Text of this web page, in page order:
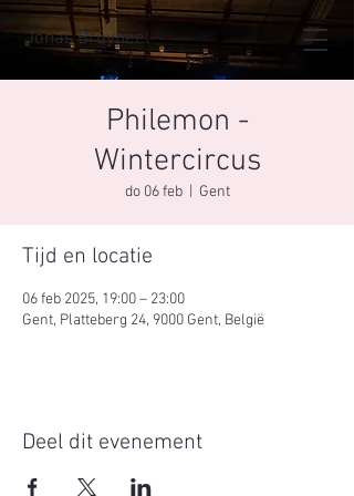
Jonas Bruyneel
Philemon -
Wintercircus
do 06 feb
  |
Gent
Tijd en locatie
06 feb 2025, 19:00 – 23:00
Gent, Platteberg 24, 9000 Gent, België
Deel dit evenement